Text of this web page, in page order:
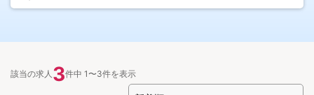
該当の求人 3件中 1〜3件を表示